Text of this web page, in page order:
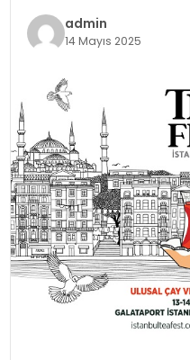
admin
14 Mayıs 2025